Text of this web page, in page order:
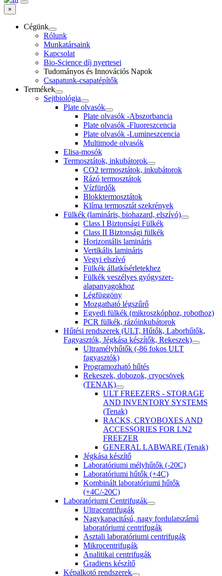
×
Cégünk
Rólunk
Munkatársaink
Kapcsolat
Bio-Science díj nyertesei
Tudományos és Innovációs Napok
Csapatunk-csapatépítők
Termékek
Sejtbiológia
Plate olvasók
Plate olvasók -Abszorbancia
Plate olvasók -Fluoreszcencia
Plate olvasók -Lumineszcencia
Multimode olvasók
Elisa-mosók
Termosztátok, inkubátorok
CO2 termosztátok, inkubátorok
Rázó termosztátok
Vízfürdők
Blokktermosztátok
Klíma termosztát szekrények
Fülkék (lamináris, biohazard, elszívó)
Class I Biztonsági Fülkék
Class II Biztonsági fülkék
Horizontális lamináris
Vertikális lamináris
Vegyi elszívó
Fülkék állatkísérletekhez
Fülkék veszélyes gyógyszer-
alapanyagokhoz
Légfüggöny
Mozgatható légszűrő
Egyedi fülkék (mikroszkóphoz, robothoz)
PCR fülkék, rázóinkubátorok
Hűtési rendszerek (ULT, Hűtők, Laborhűtők,
Fagyasztók, Jégkása készítők, Rekeszek)
Ultramélyhűtők (-86 fokos ULT
fagyasztók)
Programozható hűtés
Rekeszek, dobozok, cryocsövek
(TENAK)
ULT FREEZERS - STORAGE
AND INVENTORY SYSTEMS
(Tenak)
RACKS, CRYOBOXES AND
ACCESSORIES FOR LN2
FREEZER
GENERAL LABWARE (Tenak)
Jégkása készítő
Laboratóriumi mélyhűtők (-20C)
Laboratóriumi hűtők (+4C)
Kombinált laboratóriumi hűtők
(+4C/-20C)
Laboratóriumi Centrifugák
Ultracentrifugák
Nagykapacitású, nagy fordulatszámú
laboratóriumi centrifugák
Asztali laboratóriumi centrifugák
Mikrocentrifugák
Analitikai centrifugák
Gradiens készítő
Képalkotó rendszerek